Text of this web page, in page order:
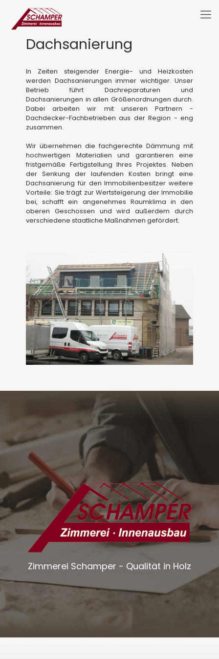
Dachsanierung
In Zeiten steigender Energie- und Heizkosten
werden Dachsanierungen immer wichtiger. Unser
Betrieb führt Dachreparaturen und
Dachsanierungen in allen Größenordnungen durch.
Dabei arbeiten wir mit unseren Partnern -
Dachdecker-Fachbetrieben aus der Region - eng
zusammen.
Wir übernehmen die fachgerechte Dämmung mit
hochwertigen Materialien und garantieren eine
fristgemäße Fertigstellung Ihres Projektes. Neben
der Senkung der laufenden Kosten bringt eine
Dachsanierung für den Immobilienbesitzer weitere
Vorteile: Sie trägt zur Wertsteigerung der Immobilie
bei, schafft ein angenehmes Raumklima in den
oberen Geschossen und wird außerdem durch
verschiedene staatliche Maßnahmen gefördert.
Zimmerei Schamper - Qualität in Holz